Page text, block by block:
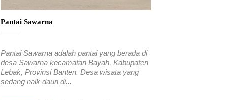
Pantai Sawarna
Pantai Sawarna adalah pantai yang berada di
desa Sawarna kecamatan Bayah, Kabupaten
Lebak, Provinsi Banten. Desa wisata yang
sedang naik daun di...